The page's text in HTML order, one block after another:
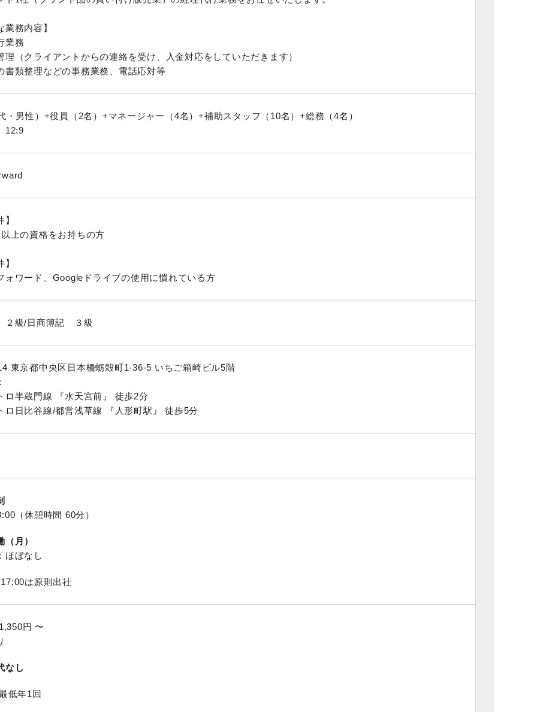
業務内容】
業務
理（クライアントからの連絡を受け、入金対応をしていただきます）
書類整理などの事務業務、電話応対等
・男性）+役員（2名）+マネージャー（4名）+補助スタッフ（10名）+総務（4名）
上の資格をお持ちの方
ォワード、Googleドライブの使用に慣れている方
２級/日商簿記 ３級
東京都中央区日本橋蛎殻町1-36-5 いちご箱崎ビル5階
ロ半蔵門線 『水天宮前』 徒歩2分
ロ日比谷線/都営浅草線 『人形町駅』 徒歩5分
（休憩時間 60分）
月）
ほぼなし
は原則出社
円 〜
なし
低年1回